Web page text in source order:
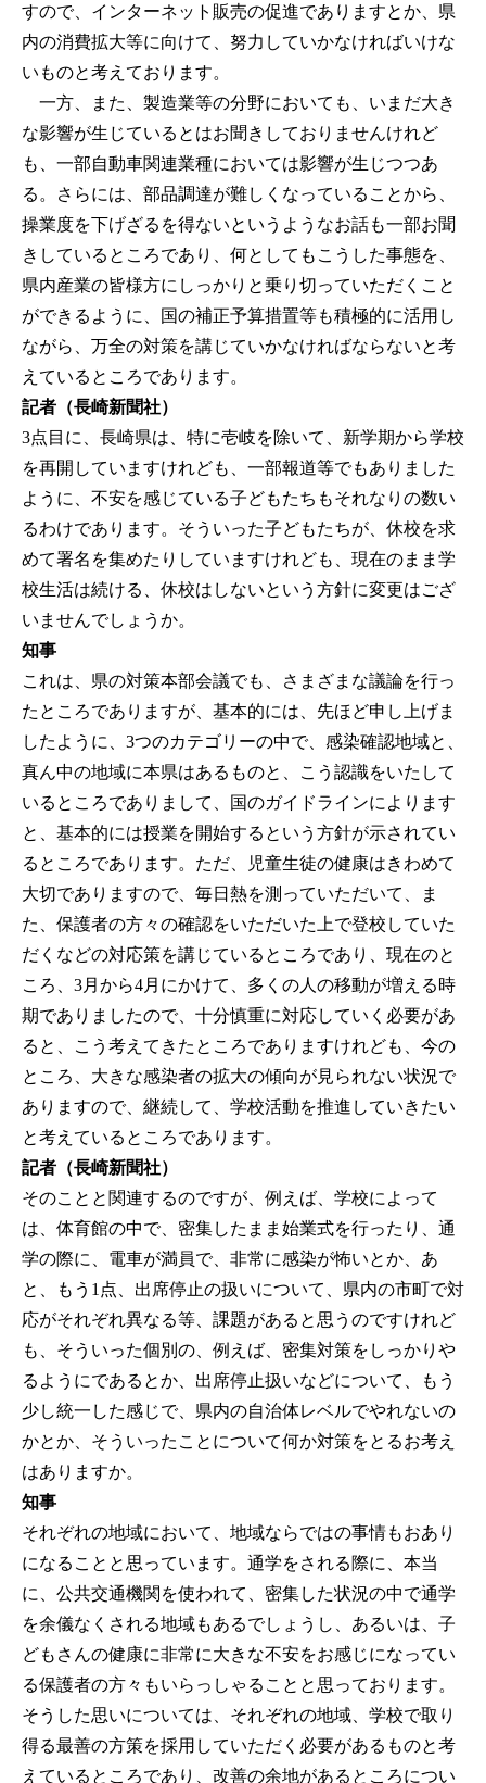
すので、インターネット販売の促進でありますとか、県
内の消費拡大等に向けて、努力していかなければいけな
いものと考えております。
一方、また、製造業等の分野においても、いまだ大き
な影響が生じているとはお聞きしておりませんけれど
も、一部自動車関連業種においては影響が生じつつあ
る。さらには、部品調達が難しくなっていることから、
操業度を下げざるを得ないというようなお話も一部お聞
きしているところであり、何としてもこうした事態を、
県内産業の皆様方にしっかりと乗り切っていただくこと
ができるように、国の補正予算措置等も積極的に活用し
ながら、万全の対策を講じていかなければならないと考
えているところであります。
記者（長崎新聞社）
3点目に、長崎県は、特に壱岐を除いて、新学期から学校
を再開していますけれども、一部報道等でもありました
ように、不安を感じている子どもたちもそれなりの数い
るわけであります。そういった子どもたちが、休校を求
めて署名を集めたりしていますけれども、現在のまま学
校生活は続ける、休校はしないという方針に変更はござ
いませんでしょうか。
知事
これは、県の対策本部会議でも、さまざまな議論を行っ
たところでありますが、基本的には、先ほど申し上げま
したように、3つのカテゴリーの中で、感染確認地域と、
真ん中の地域に本県はあるものと、こう認識をいたして
いるところでありまして、国のガイドラインによります
と、基本的には授業を開始するという方針が示されてい
るところであります。ただ、児童生徒の健康はきわめて
大切でありますので、毎日熱を測っていただいて、ま
た、保護者の方々の確認をいただいた上で登校していた
だくなどの対応策を講じているところであり、現在のと
ころ、3月から4月にかけて、多くの人の移動が増える時
期でありましたので、十分慎重に対応していく必要があ
ると、こう考えてきたところでありますけれども、今の
ところ、大きな感染者の拡大の傾向が見られない状況で
ありますので、継続して、学校活動を推進していきたい
と考えているところであります。
記者（長崎新聞社）
そのことと関連するのですが、例えば、学校によって
は、体育館の中で、密集したまま始業式を行ったり、通
学の際に、電車が満員で、非常に感染が怖いとか、あ
と、もう1点、出席停止の扱いについて、県内の市町で対
応がそれぞれ異なる等、課題があると思うのですけれど
も、そういった個別の、例えば、密集対策をしっかりや
るようにであるとか、出席停止扱いなどについて、もう
少し統一した感じで、県内の自治体レベルでやれないの
かとか、そういったことについて何か対策をとるお考え
はありますか。
知事
それぞれの地域において、地域ならではの事情もおあり
になることと思っています。通学をされる際に、本当
に、公共交通機関を使われて、密集した状況の中で通学
を余儀なくされる地域もあるでしょうし、あるいは、子
どもさんの健康に非常に大きな不安をお感じになってい
る保護者の方々もいらっしゃることと思っております。
そうした思いについては、それぞれの地域、学校で取り
得る最善の方策を採用していただく必要があるものと考
えているところであり、改善の余地があるところについ